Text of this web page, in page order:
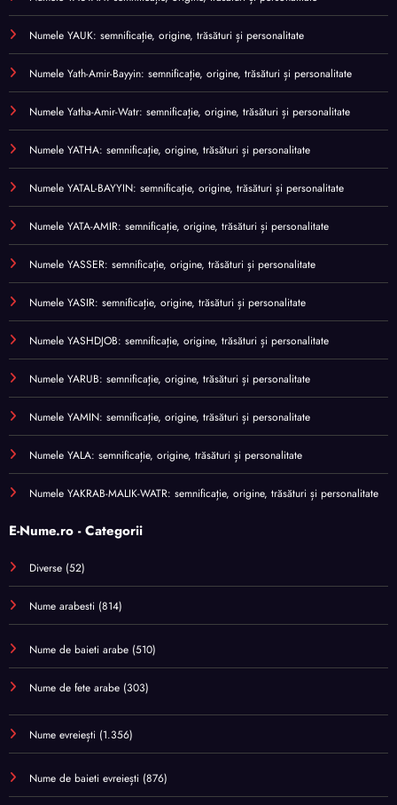
Numele YAUK: semnificație, origine, trăsături și personalitate
Numele Yath-Amir-Bayyin: semnificație, origine, trăsături și personalitate
Numele Yatha-Amir-Watr: semnificație, origine, trăsături și personalitate
Numele YATHA: semnificație, origine, trăsături și personalitate
Numele YATAL-BAYYIN: semnificație, origine, trăsături și personalitate
Numele YATA-AMIR: semnificație, origine, trăsături și personalitate
Numele YASSER: semnificație, origine, trăsături și personalitate
Numele YASIR: semnificație, origine, trăsături și personalitate
Numele YASHDJOB: semnificație, origine, trăsături și personalitate
Numele YARUB: semnificație, origine, trăsături și personalitate
Numele YAMIN: semnificație, origine, trăsături și personalitate
Numele YALA: semnificație, origine, trăsături și personalitate
Numele YAKRAB-MALIK-WATR: semnificație, origine, trăsături și personalitate
E-Nume.ro - Categorii
Diverse (52)
Nume arabesti (814)
Nume de baieti arabe (510)
Nume de fete arabe (303)
Nume evreiești (1.356)
Nume de baieti evreiești (876)